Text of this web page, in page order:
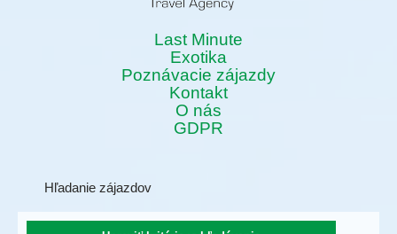
Last Minute
Exotika
Poznávacie zájazdy
Kontakt
O nás
GDPR
Hľadanie zájazdov